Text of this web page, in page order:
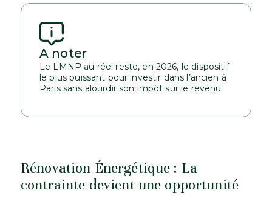
A noter
Le LMNP au réel reste, en 2026, le dispositif
le plus puissant pour investir dans l’ancien à
Paris sans alourdir son impôt sur le revenu.
Rénovation Énergétique : La
contrainte devient une opportunité